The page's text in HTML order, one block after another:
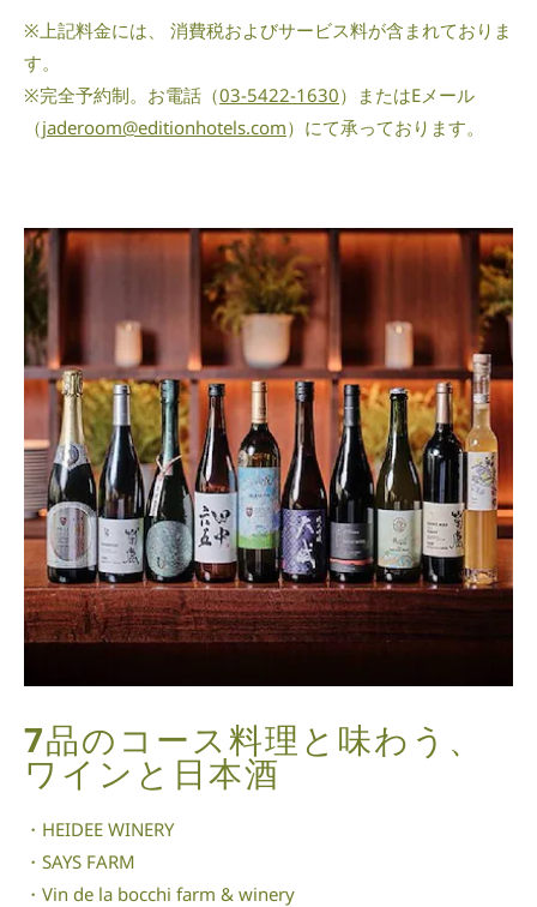
※上記料金には、 消費税およびサービス料が含まれておりま
す。
※完全予約制。お電話（03-5422-1630）またはEメール
（jaderoom@editionhotels.com）にて承っております。
7品のコース料理と味わう、
ワインと日本酒
・HEIDEE WINERY
・SAYS FARM
・Vin de la bocchi farm & winery